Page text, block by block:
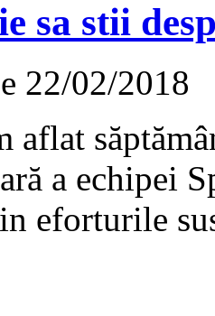
sa stii
22/02/2018
aflat
a echipei
eforturile